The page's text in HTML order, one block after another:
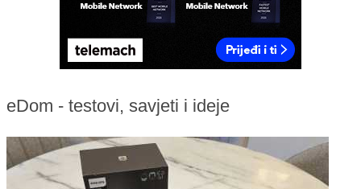
eDom - testovi, savjeti i ideje